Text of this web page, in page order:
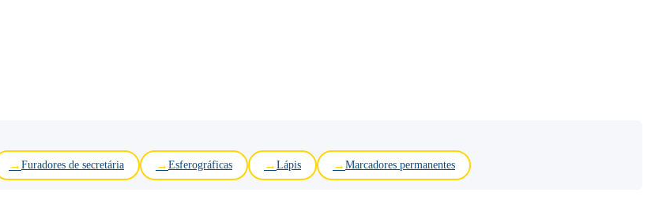
Furadores de secretária Esferográficas Lápis Marcadores permanentes